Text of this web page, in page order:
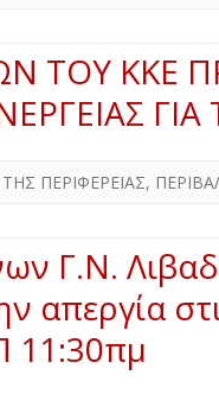
ΚΟΣΜΟΣ
ΑΝΑΔΡΟΜΕΣ ΣΤΗΝ
ΤΟΥ ΚΚΕ
ΠΕΡΙΦΕΡΕΙΑΣ,
Γ.Ν.
απεργία
11:30πμ